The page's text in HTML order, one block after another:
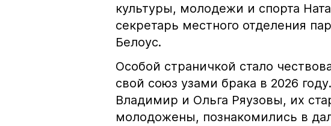
культуры, молодежи и спорта
секретарь местного отделения
Белоус.
Особой страничкой стало
свой союз узами брака в 2026
Владимир и Ольга Ряузовы, их
молодожены, познакомились в